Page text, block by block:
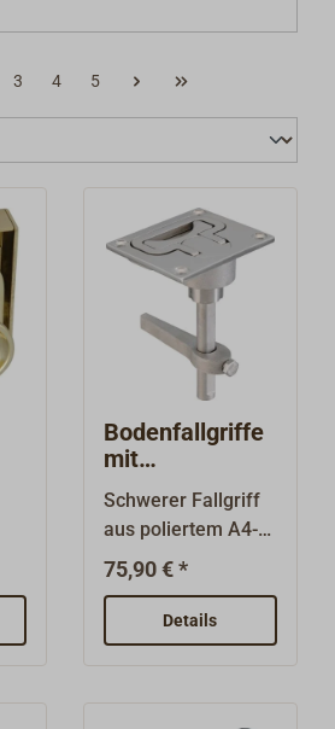
3 4 5
Bodenfallgriffe
mit
Verriegelung
Schwerer Fallgriff
aus poliertem A4-
Edelstahl, der auch
als stabiler
Drehverschluss
eingesetzt werden
75,90 € *
Details